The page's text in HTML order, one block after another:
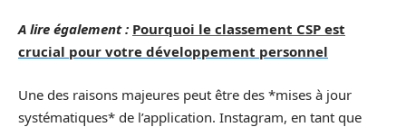
A lire également : Pourquoi le classement CSP est
crucial pour votre développement personnel
Une des raisons majeures peut être des *mises à jour
systématiques* de l’application. Instagram, en tant que